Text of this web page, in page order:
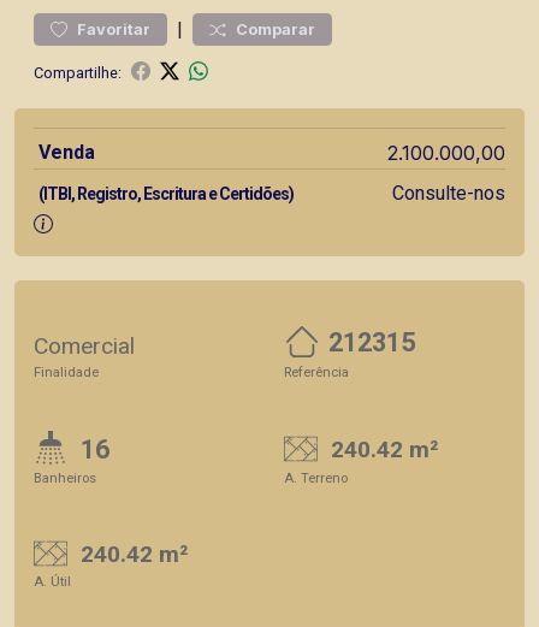
Favoritar | Comparar
Compartilhe:
Venda 2.100.000,00
(ITBI, Registro, Escritura e Certidões) Consulte-nos
Comercial
Finalidade
212315
Referência
16
Banheiros
240.42 m²
A. Terreno
240.42 m²
A. Útil